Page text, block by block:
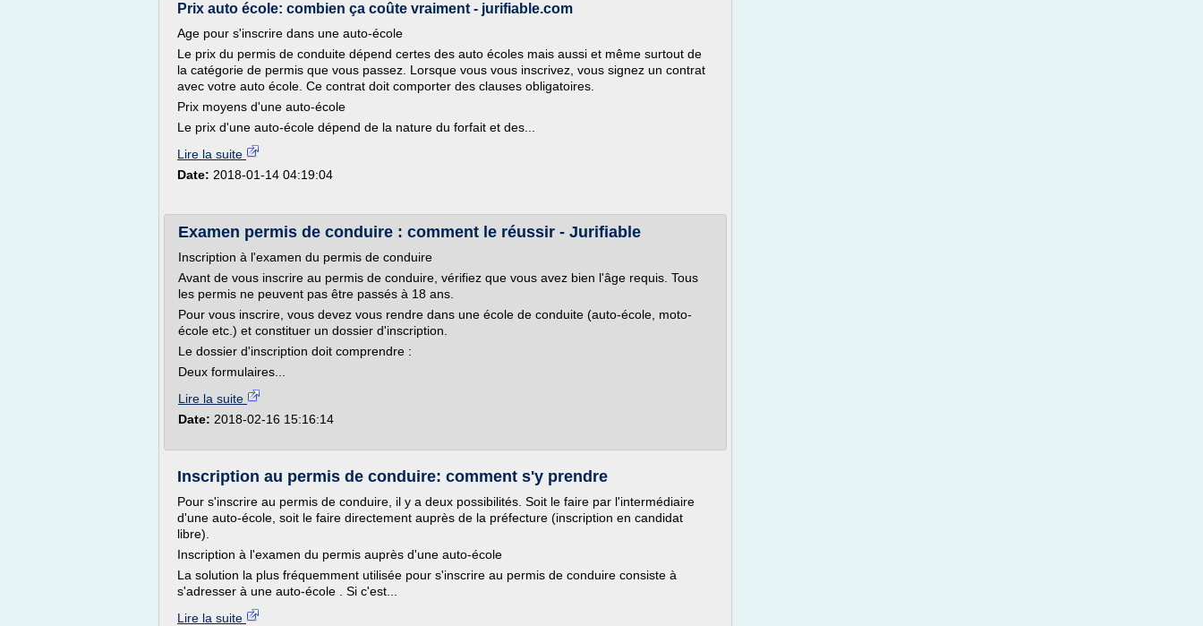
Prix auto école: combien ça coûte vraiment - jurifiable.com
Age pour s'inscrire dans une auto-école
Le prix du permis de conduite dépend certes des auto écoles mais aussi et même surtout de
la catégorie de permis que vous passez. Lorsque vous vous inscrivez, vous signez un contrat
avec votre auto école. Ce contrat doit comporter des clauses obligatoires.
Prix moyens d'une auto-école
Le prix d'une auto-école dépend de la nature du forfait et des...
Lire la suite
Date: 2018-01-14 04:19:04
Examen permis de conduire : comment le réussir - Jurifiable
Inscription à l'examen du permis de conduire
Avant de vous inscrire au permis de conduire, vérifiez que vous avez bien l'âge requis. Tous
les permis ne peuvent pas être passés à 18 ans.
Pour vous inscrire, vous devez vous rendre dans une école de conduite (auto-école, moto-
école etc.) et constituer un dossier d'inscription.
Le dossier d'inscription doit comprendre :
Deux formulaires...
Lire la suite
Date: 2018-02-16 15:16:14
Inscription au permis de conduire: comment s'y prendre
Pour s'inscrire au permis de conduire, il y a deux possibilités. Soit le faire par l'intermédiaire
d'une auto-école, soit le faire directement auprès de la préfecture (inscription en candidat
libre).
Inscription à l'examen du permis auprès d'une auto-école
La solution la plus fréquemment utilisée pour s'inscrire au permis de conduire consiste à
s'adresser à une auto-école . Si c'est...
Lire la suite